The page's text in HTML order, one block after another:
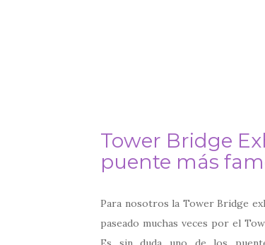
Tower Bridge
puente más
Para nosotros la Tower Bridge
paseado muchas veces por el